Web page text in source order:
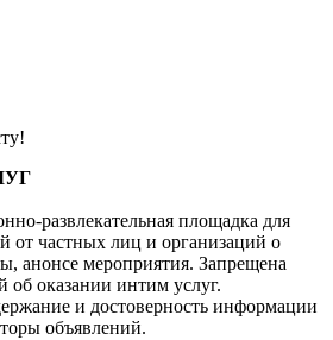
развлекательная площадка для
от частных лиц и организаций о
анонсе мероприятия. Запрещена
об оказании интим услуг.
и достоверность информации
объявлений.